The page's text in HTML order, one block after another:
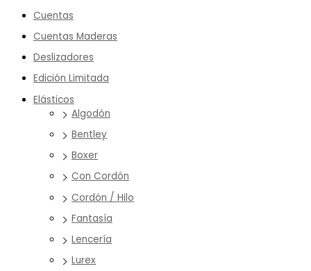
Cuentas
Cuentas Maderas
Deslizadores
Edición Limitada
Elásticos
Algodón
Bentley
Boxer
Con Cordón
Cordón / Hilo
Fantasía
Lencería
Lurex